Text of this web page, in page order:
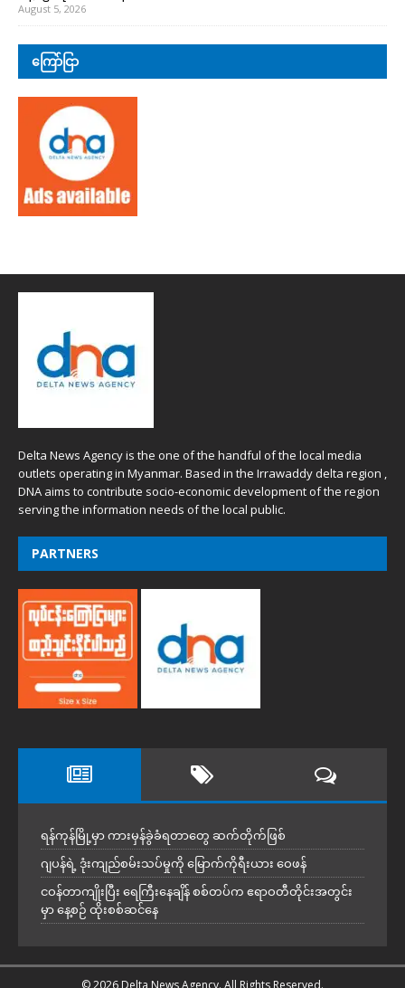
August 5, 2026
ကြော်ငြာ
Delta News Agency is the one of the handful of the local media
outlets operating in Myanmar. Based in the Irrawaddy delta region ,
DNA aims to contribute socio-economic development of the region
serving the information needs of the local public.
PARTNERS
ရန်ကုန်မြို့မှာ ကားမှန်ခွဲခံရတာတွေ ဆက်တိုက်ဖြစ်
ဂျပန်ရဲ့ ဒုံးကျည်စမ်းသပ်မှုကို မြောက်ကိုရီးယား ဝေဖန်
ငဝန်တာကျိုးပြီး ရေကြီးနေချိန် စစ်တပ်က ဧရာဝတီတိုင်းအတွင်း
မှာ နေ့စဉ် ထိုးစစ်ဆင်နေ
© 2026 Delta News Agency. All Rights Reserved.